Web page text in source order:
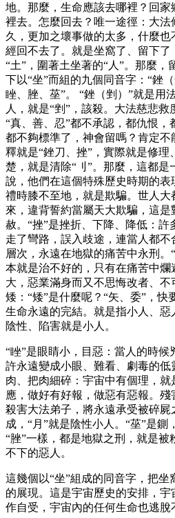
地。那麼，生命應該去哪裡？回
裡去。怎麼回去？唯一途徑：大
久，更加之壞事做的太多，什麼
經回不去了。就是坐窩了、留下了
“土”，圍著土坐著的“人”。那麼，
下以“坐”而組的九個同音字：“銼
睉、脞、莝”。 “銼（剉）”就是用
人，就是“剉”，該殺。大法慈悲
“真、善、忍”都不承認，都仇恨，
都不夠標準了，神會留嗎？肯定
釋就是“銼刀、挫”，實際就是修理
楚，就是清除“刂”。那麼，這都是
說，他們在這個特殊歷史時期的表
禮時膝不至地，就是欺騙。世人
來，違背誓約當屬天大欺騙，這
赦。“挫”是挫折、下降、降低：許
走了彎路，誤入歧途，連當人都
層次，永遠在地獄的痛苦中永刑。
本就是治不好的，只有在痛苦中
大，惡業滿身而又不思悔改者、不
矮：“矮”是什麼呢？“矢、委”，快
生命永遠的完結。就是指小人、惡
陰性、陷害就是小人。
“睉”是眼睛小，目惡：當人的時
許永遠變成小眼、難看、劇毒的低
肉、把肉細碎：宇宙中有個理，
應，做好有好報，做惡有惡報。
殺害大法弟子，將永遠承受被碎屍
成，“月”就是陰性小人。“莝”是
“脞”一樣，都是地獄之刑，就是
不下的惡人。
這幾個以“坐”組成的同音字，把
的展現。這是宇宙歷史的安排，
作自受，宇宙內的任何生命也逃脫